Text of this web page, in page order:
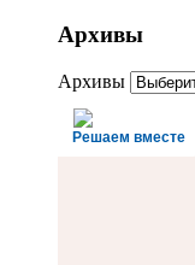
Архивы
Архивы
Решаем вместе